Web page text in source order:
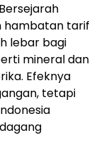
hambatan tarif
lebar bagi
mineral dan
Efeknya
tetapi